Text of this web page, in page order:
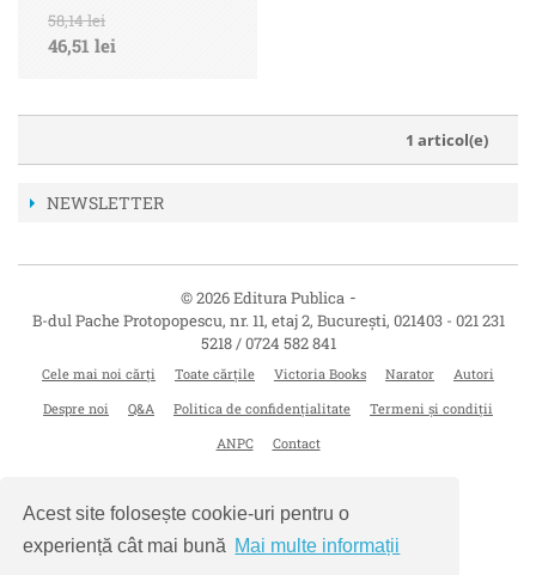
Acest site folosește cookie-uri pentru o
experiență cât mai bună Mai multe informații
58,14 lei
46,51 lei
1 articol(e)
NEWSLETTER
© 2026 Editura Publica -
B-dul Pache Protopopescu, nr. 11, etaj 2, București, 021403 - 021 231
5218 / 0724 582 841
Cele mai noi cărți Toate cărțile Victoria Books Narator
Autori
Despre noi
Q&A Politica de confidențialitate
Termeni și condiții
ANPC
Contact